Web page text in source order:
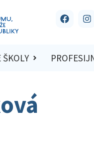
ŠKOLY